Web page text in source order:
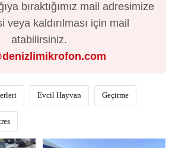
bıraktığımız mail adresimize
veya kaldırılması için mail
atabilirsiniz.
Evcil Hayvan Geçirme